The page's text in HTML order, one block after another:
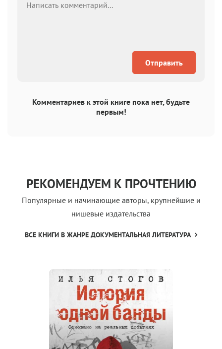
Отправить
Комментариев к этой книге пока нет, будьте
первым!
РЕКОМЕНДУЕМ К ПРОЧТЕНИЮ
Популярные и начинающие авторы, крупнейшие и
нишевые издательства
ВСЕ КНИГИ В ЖАНРЕ ДОКУМЕНТАЛЬНАЯ ЛИТЕРАТУРА